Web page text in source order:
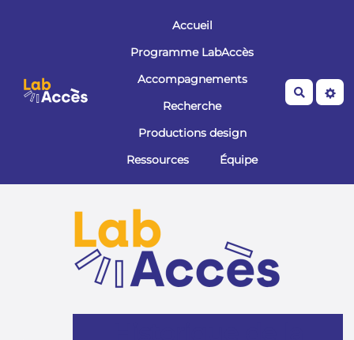
Accueil
Programme LabAccès
Accompagnements
Recherche
Productions design
Ressources
Équipe